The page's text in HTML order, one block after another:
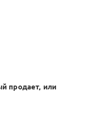
продает, или